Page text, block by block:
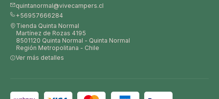
quintanormal@vivecampers.cl
+56957666284
Tienda Quinta Normal
Martínez de Rozas 4195
8501120 Quinta Normal - Quinta Normal
Región Metropolitana - Chile
Ver más detalles